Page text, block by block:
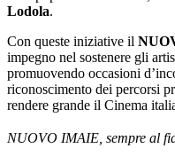
Lodola.
Con queste iniziative il
impegno nel sostenere gli
promuovendo occasioni
riconoscimento dei percorsi
rendere grande il Cinema
NUOVO IMAIE, sempre al